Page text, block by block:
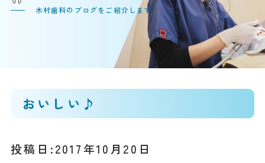
木村歯科のブログをご紹介します
おいしい♪
投稿日:2017年10月20日